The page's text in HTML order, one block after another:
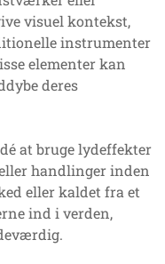
visuel kontekst,
instrumenter
elementer kan
deres
at bruge lydeffekter
handlinger inden
eller kaldet fra et
ind i verden,